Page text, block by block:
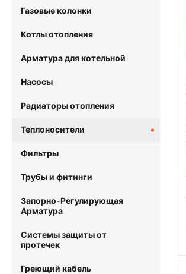
Газовые колонки
Котлы отопления
Арматура для котельной
Насосы
Радиаторы отопления
Теплоносители
Фильтры
Трубы и фитинги
Запорно-Регулирующая
Арматура
Системы защиты от
протечек
Греющий кабель